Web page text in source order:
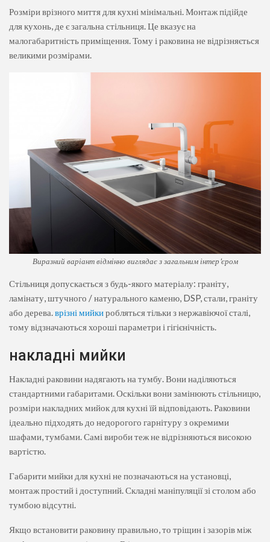
Розміри врізного миття для кухні мінімальні. Монтаж підійде
для кухонь, де є загальна стільниця. Це вказує на
малогабаритність приміщення. Тому і раковина не відрізняється
великими розмірами.
Виразний варіант відмінно виглядає з загальним інтер'єром
Стільниця допускається з будь-якого матеріалу: граніту,
ламінату, штучного / натурального каменю, DSP, стали, граніту
або дерева.врізні мийкиробляться тільки з нержавіючої сталі,
тому відзначаються хороші параметри і гігієнічність.
накладні мийки
Накладні раковини надягають на тумбу. Вони наділяються
стандартними габаритами. Оскільки вони замінюють стільницю,
розміри накладних мийок для кухні їй відповідають. Раковини
ідеально підходять до недорогого гарнітуру з окремими
шафами, тумбами. Самі вироби теж не відрізняються високою
вартістю.
Габарити мийки для кухні не позначаються на установці,
монтаж простий і доступний. Складні маніпуляції зі столом або
тумбою відсутні.
Якщо встановити раковину правильно, то тріщин і зазорів між